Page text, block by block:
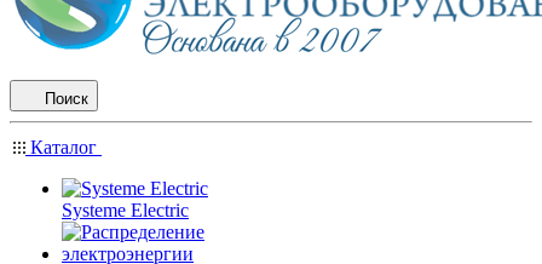
Поиск
Каталог
Systeme Electric